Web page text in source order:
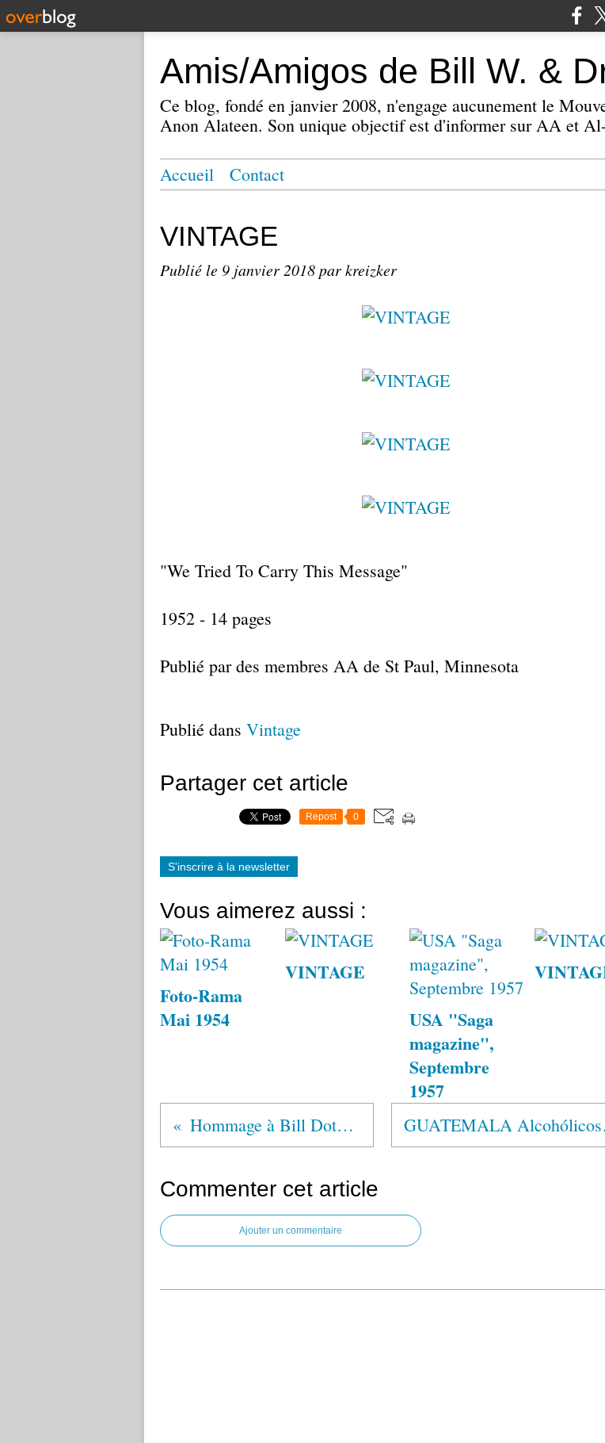
Amis/Amigos de Bill W. &
Ce blog, fondé en janvier 2008, n'engage aucunement le
Anon Alateen. Son unique objectif est d'informer sur AA et
Accueil Contact
VINTAGE
Publié le 9 janvier 2018par kreizker
"We Tried To Carry This Message"
1952 - 14 pages
Publié par des membres AA de St Paul, Minnesota
Publié dans Vintage
Partager cet article
Repost 0
S'inscrire à la newsletter
Vous aimerez aussi :
Foto-Rama
Mai 1954
VINTAGE
USA "Saga
magazine",
Septembre
1957
Hommage à Bill Dotson, AA #3
Commenter cet article
Ajouter un commentaire